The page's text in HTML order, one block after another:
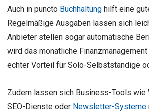
Auch in puncto Buchhaltung hilft eine
Regelmäßige Ausgaben lassen sich
Anbieter stellen sogar automatische
wird das monatliche
echter Vorteil für Solo-Selbstständige
Zudem lassen sich Business-Tools wie
SEO-Dienste oder Newsletter-Systeme